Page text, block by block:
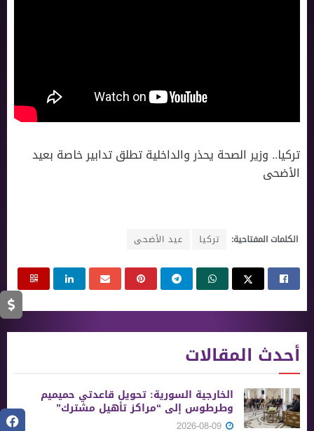
تركيا.. وزير الصحة يحذر والداخلية تطلق تدابير خاصة بعيد
الأضحى
الكلمات المفتاحية: تركيا عيد الأضحى
أحدث المقالات
الخارجية السورية: تحويل قاعدتي حميميم
وطرطوس إلى “مراكز تأهيل مشترك”